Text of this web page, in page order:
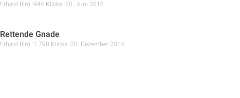
Erhard Biró 944 Klicks 20. Juni 2016
Rettende Gnade
Erhard Biró 1.798 Klicks 20. Dezember 2014